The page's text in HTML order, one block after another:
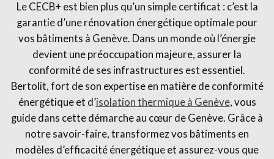
Le CECB+ est bien plus qu’un simple certificat : c’est la
garantie d’une rénovation énergétique optimale pour
vos bâtiments à Genève. Dans un monde où l’énergie
devient une préoccupation majeure, assurer la
conformité de ses infrastructures est essentiel.
Bertolit, fort de son expertise en matière de conformité
énergétique et d’isolation thermique à Genève, vous
guide dans cette démarche au cœur de Genève. Grâce à
notre savoir-faire, transformez vos bâtiments en
modèles d’efficacité énergétique et assurez-vous que